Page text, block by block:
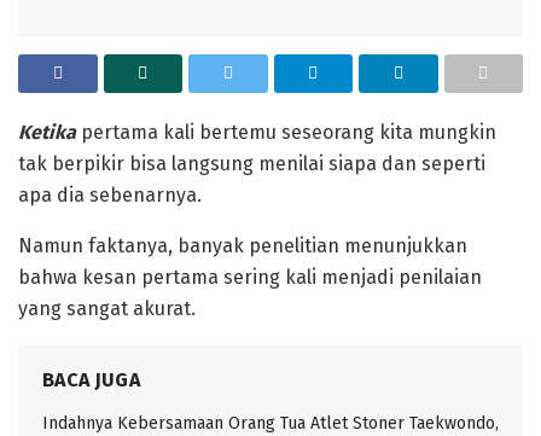
Ketikapertama kali bertemu seseorang kita mungkin
tak berpikir bisa langsung menilai siapa dan seperti
apa dia sebenarnya.
Namun faktanya, banyak penelitian menunjukkan
bahwa kesan pertama sering kali menjadi penilaian
yang sangat akurat.
BACA JUGA
Indahnya Kebersamaan Orang Tua Atlet Stoner Taekwondo,